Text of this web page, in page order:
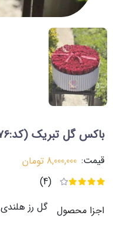
باکس گل تبریک (کد:276)
قیمت: 8,000,000 تومان
(4)
اجزا محصول
گل رز هلندی